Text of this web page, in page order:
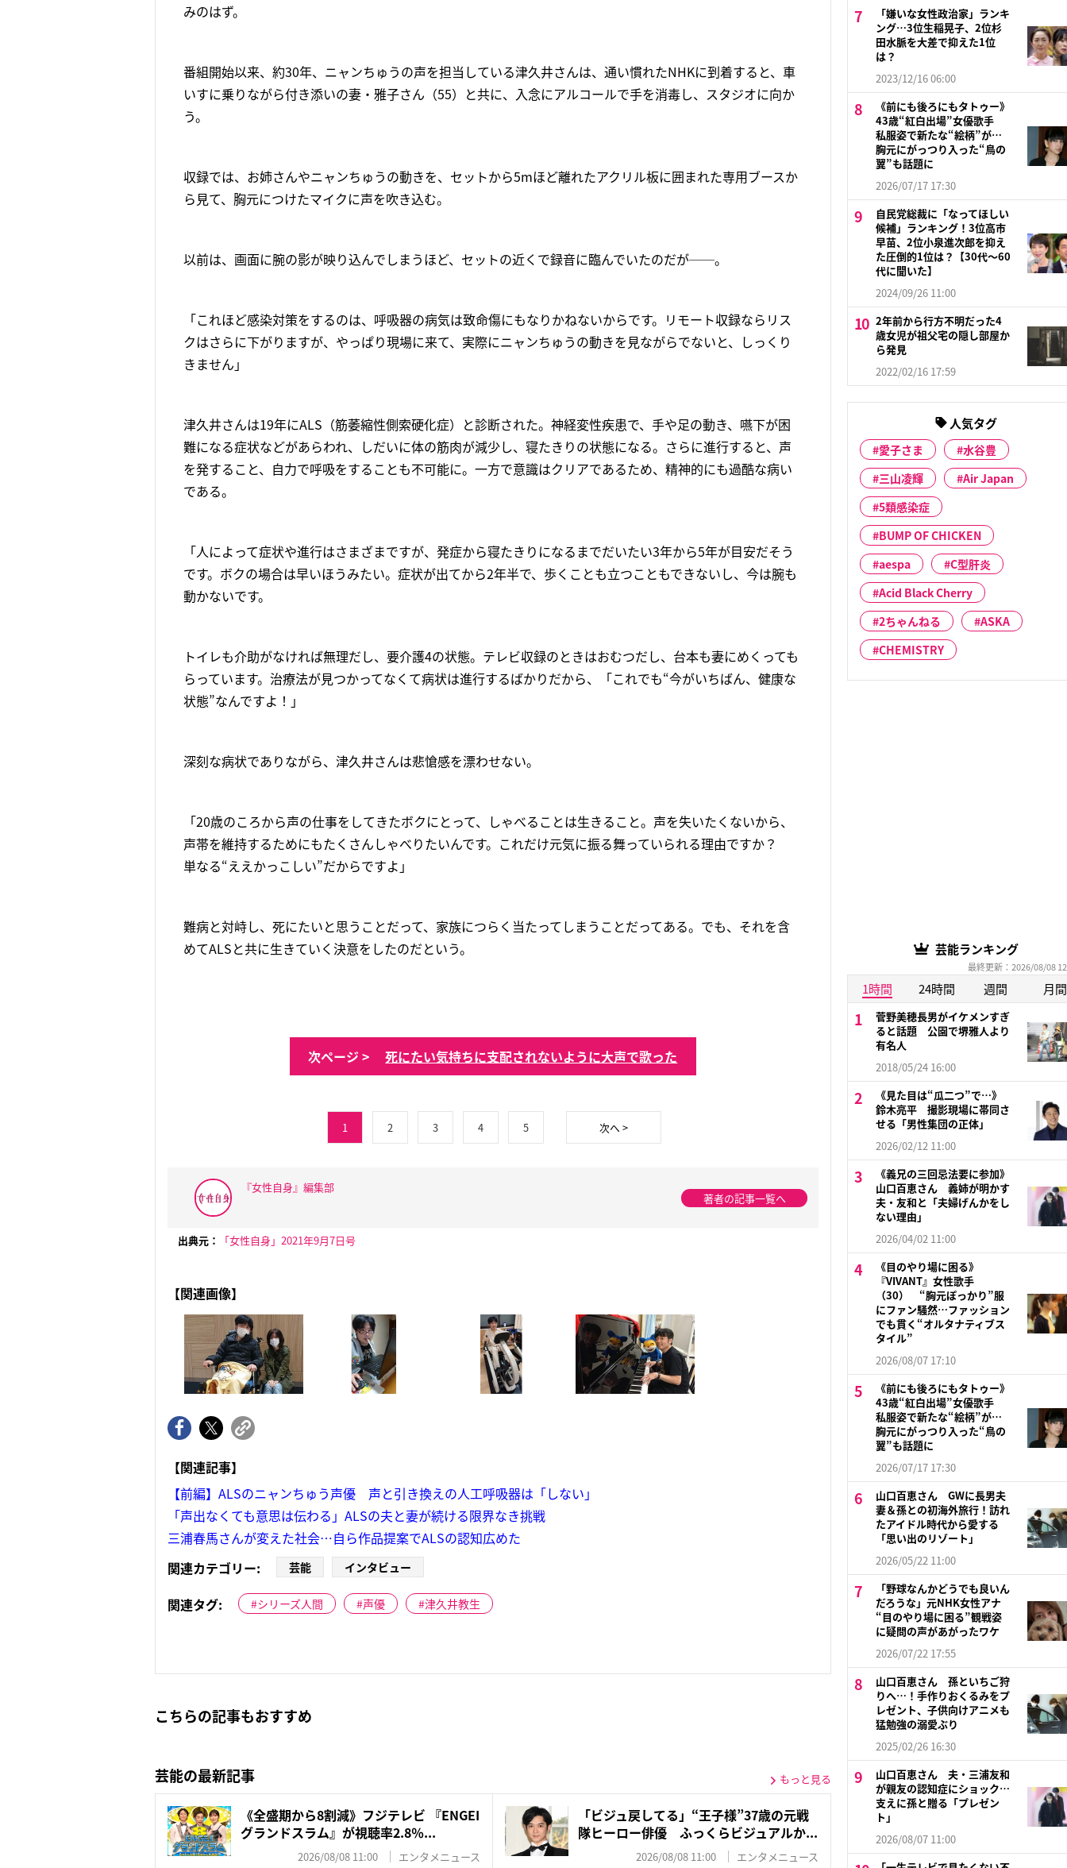
みのはず。
番組開始以来、約30年、ニャンちゅうの声を担当している津久井さんは、通い慣れたNHKに到着すると、車
いすに乗りながら付き添いの妻・雅子さん（55）と共に、入念にアルコールで手を消毒し、スタジオに向か
う。
収録では、お姉さんやニャンちゅうの動きを、セットから5mほど離れたアクリル板に囲まれた専用ブースか
ら見て、胸元につけたマイクに声を吹き込む。
以前は、画面に腕の影が映り込んでしまうほど、セットの近くで録音に臨んでいたのだが──。
「これほど感染対策をするのは、呼吸器の病気は致命傷にもなりかねないからです。リモート収録ならリス
クはさらに下がりますが、やっぱり現場に来て、実際にニャンちゅうの動きを見ながらでないと、しっくり
きません」
津久井さんは19年にALS（筋萎縮性側索硬化症）と診断された。神経変性疾患で、手や足の動き、嚥下が困
難になる症状などがあらわれ、しだいに体の筋肉が減少し、寝たきりの状態になる。さらに進行すると、声
を発すること、自力で呼吸をすることも不可能に。一方で意識はクリアであるため、精神的にも過酷な病い
である。
「人によって症状や進行はさまざまですが、発症から寝たきりになるまでだいたい3年から5年が目安だそう
です。ボクの場合は早いほうみたい。症状が出てから2年半で、歩くことも立つこともできないし、今は腕も
動かないです。
トイレも介助がなければ無理だし、要介護4の状態。テレビ収録のときはおむつだし、台本も妻にめくっても
らっています。治療法が見つかってなくて病状は進行するばかりだから、「これでも“今がいちばん、健康な
状態”なんですよ！」
深刻な病状でありながら、津久井さんは悲愴感を漂わせない。
「20歳のころから声の仕事をしてきたボクにとって、しゃべることは生きること。声を失いたくないから、
声帯を維持するためにもたくさんしゃべりたいんです。これだけ元気に振る舞っていられる理由ですか？
単なる“ええかっこしい”だからですよ」
難病と対峙し、死にたいと思うことだって、家族につらく当たってしまうことだってある。でも、それを含
めてALSと共に生きていく決意をしたのだという。
次ページ > 死にたい気持ちに支配されないように大声で歌った
1 2 3 4 5 次へ >
『女性自身』編集部
著者の記事一覧へ
出典元： 「女性自身」2021年9月7日号
【関連画像】
【関連記事】
【前編】ALSのニャンちゅう声優 声と引き換えの人工呼吸器は「しない」
「声出なくても意思は伝わる」ALSの夫と妻が続ける限界なき挑戦
三浦春馬さんが変えた社会…自ら作品提案でALSの認知広めた
関連カテゴリー:
芸能 インタビュー
関連タグ: シリーズ人間 声優 津久井教生
こちらの記事もおすすめ
芸能の最新記事 もっと見る
《全盛期から8割減》フジテレビ 『ENGEI
グランドスラム』が視聴率2.8％...
2026/08/08 11:00 エンタメニュース
「ビジュ戻してる」“王子様”37歳の元戦
隊ヒーロー俳優 ふっくらビジュアルか...
2026/08/08 11:00 エンタメニュース
「嫌いな女性政治家」ランキ
ング…3位生稲晃子、2位杉
田水脈を大差で抑えた1位
は？
2023/12/16 06:00
《前にも後ろにもタトゥー》
43歳“紅白出場”女優歌手
私服姿で新たな“絵柄”が…
胸元にがっつり入った“鳥の
翼”も話題に
2026/07/17 17:30
自民党総裁に「なってほしい
候補」ランキング！3位高市
早苗、2位小泉進次郎を抑え
た圧倒的1位は？【30代〜60
代に聞いた】
2024/09/26 11:00
2年前から行方不明だった4
歳女児が祖父宅の隠し部屋か
ら発見
2022/02/16 17:59
人気タグ
愛子さま
水谷豊
三山凌輝
Air Japan
5類感染症
BUMP OF CHICKEN
aespa
C型肝炎
Acid Black Cherry
2ちゃんねる
ASKA
CHEMISTRY
芸能ランキング
最終更新：2026/08/08
1時間 24時間 週間 月間
菅野美穂長男がイケメンすぎ
ると話題 公園で堺雅人より
有名人
2018/05/24 16:00
《見た目は“瓜二つ”で…》
鈴木亮平 撮影現場に帯同さ
せる「男性集団の正体」
2026/02/12 11:00
《義兄の三回忌法要に参加》
山口百恵さん 義姉が明かす
夫・友和と「夫婦げんかをし
ない理由」
2026/04/02 11:00
《目のやり場に困る》
『VIVANT』女性歌手
（30） “胸元ぽっかり”服
にファン騒然…ファッション
でも貫く“オルタナティブス
タイル”
2026/08/07 17:10
《前にも後ろにもタトゥー》
43歳“紅白出場”女優歌手
私服姿で新たな“絵柄”が…
胸元にがっつり入った“鳥の
翼”も話題に
2026/07/17 17:30
山口百恵さん GWに長男夫
妻＆孫との初海外旅行！訪れ
たアイドル時代から愛する
「思い出のリゾート」
2026/05/22 11:00
「野球なんかどうでも良いん
だろうな」元NHK女性アナ
“目のやり場に困る”観戦姿
に疑問の声があがったワケ
2026/07/22 17:55
山口百恵さん 孫といちご狩
りへ…！手作りおくるみをプ
レゼント、子供向けアニメも
猛勉強の溺愛ぶり
2025/02/26 16:30
山口百恵さん 夫・三浦友和
が親友の認知症にショック…
支えに孫と贈る「プレゼン
ト」
2026/08/07 11:00